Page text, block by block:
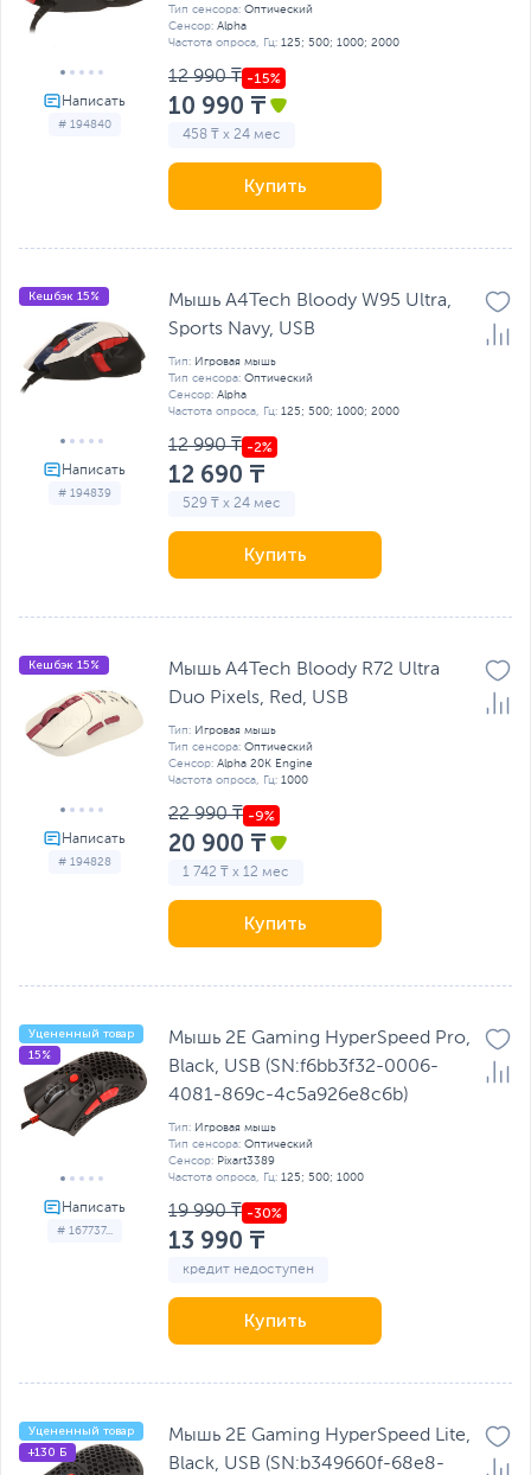
# 194840
Тип сенсора: Оптический
Сенсор: Alpha
Частота опроса, Гц: 125; 500; 1000; 2000
12 990 ₸
10 990 ₸
458 ₸ x 24 мес
Купить
# 194839
Кешбэк 15%
Мышь A4Tech Bloody W95 Ultra,
Sports Navy, USB
Тип: Игровая мышь
Тип сенсора: Оптический
Сенсор: Alpha
Частота опроса, Гц: 125; 500; 1000; 2000
12 990 ₸
12 690 ₸
529 ₸ x 24 мес
Купить
# 194828
Кешбэк 15%
Мышь A4Tech Bloody R72 Ultra
Duo Pixels, Red, USB
Тип: Игровая мышь
Тип сенсора: Оптический
Сенсор: Alpha 20K Engine
Частота опроса, Гц: 1000
22 990 ₸
20 900 ₸
1 742 ₸ x 12 мес
Купить
# 167737...
Уцененный товар
15%
Мышь 2E Gaming HyperSpeed Pro,
Black, USB (SN:f6bb3f32-0006-
4081-869c-4c5a926e8c6b)
Тип: Игровая мышь
Тип сенсора: Оптический
Сенсор: Pixart3389
Частота опроса, Гц: 125; 500; 1000
19 990 ₸
13 990 ₸
кредит недоступен
Купить
Уцененный товар
+130 Б
Мышь 2E Gaming HyperSpeed Lite,
Black, USB (SN:b349660f-68e8-